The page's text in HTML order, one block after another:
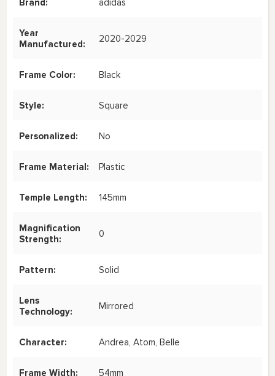
Brand: adidas
Year
Manufactured:
2020-2029
Frame Color: Black
Style: Square
Personalized: No
Frame Material: Plastic
Temple Length: 145mm
Magnification
Strength:
0
Pattern: Solid
Lens
Technology:
Mirrored
Character: Andrea, Atom, Belle
Frame Width: 54mm